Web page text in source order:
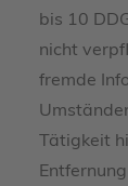
bis 10
nicht
fremde
Tätigkeit